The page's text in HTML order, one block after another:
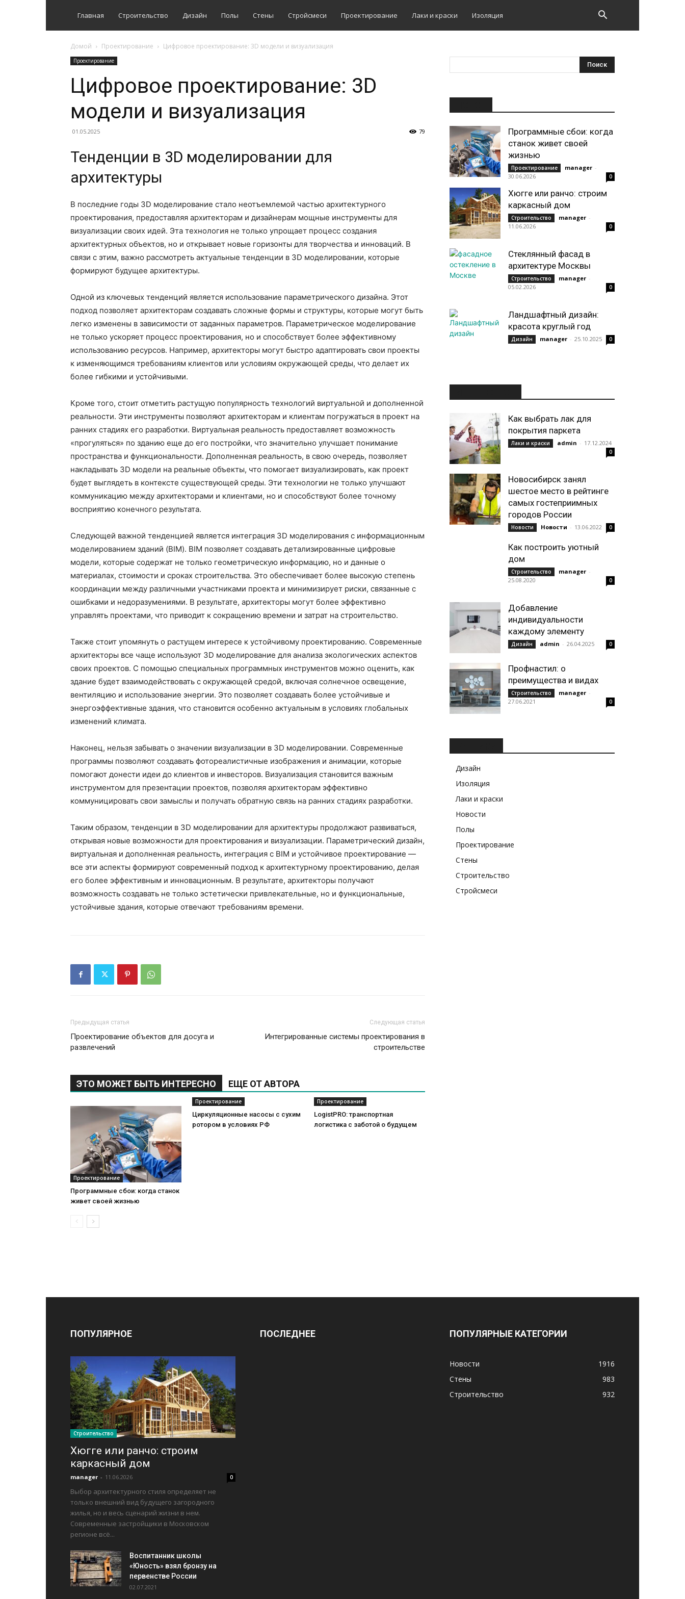
Главная Строительство Дизайн Полы Стены Стройсмеси Проектирование Лаки и краски Изоляция
Домой Проектирование Цифровое проектирование: 3D модели и визуализация
Проектирование
Цифровое проектирование: 3D
модели и визуализация
01.05.2025 79
Тенденции в 3D моделировании для
архитектуры
В последние годы 3D моделирование стало неотъемлемой частью архитектурного
проектирования, предоставляя архитекторам и дизайнерам мощные инструменты для
визуализации своих идей. Эта технология не только упрощает процесс создания
архитектурных объектов, но и открывает новые горизонты для творчества и инноваций. В
связи с этим, важно рассмотреть актуальные тенденции в 3D моделировании, которые
формируют будущее архитектуры.
Одной из ключевых тенденций является использование параметрического дизайна. Этот
подход позволяет архитекторам создавать сложные формы и структуры, которые могут быть
легко изменены в зависимости от заданных параметров. Параметрическое моделирование
не только ускоряет процесс проектирования, но и способствует более эффективному
использованию ресурсов. Например, архитекторы могут быстро адаптировать свои проекты
к изменяющимся требованиям клиентов или условиям окружающей среды, что делает их
более гибкими и устойчивыми.
Кроме того, стоит отметить растущую популярность технологий виртуальной и дополненной
реальности. Эти инструменты позволяют архитекторам и клиентам погружаться в проект на
ранних стадиях его разработки. Виртуальная реальность предоставляет возможность
«прогуляться» по зданию еще до его постройки, что значительно улучшает понимание
пространства и функциональности. Дополненная реальность, в свою очередь, позволяет
накладывать 3D модели на реальные объекты, что помогает визуализировать, как проект
будет выглядеть в контексте существующей среды. Эти технологии не только улучшают
коммуникацию между архитекторами и клиентами, но и способствуют более точному
восприятию конечного результата.
Следующей важной тенденцией является интеграция 3D моделирования с информационным
моделированием зданий (BIM). BIM позволяет создавать детализированные цифровые
модели, которые содержат не только геометрическую информацию, но и данные о
материалах, стоимости и сроках строительства. Это обеспечивает более высокую степень
координации между различными участниками проекта и минимизирует риски, связанные с
ошибками и недоразумениями. В результате, архитекторы могут более эффективно
управлять проектами, что приводит к сокращению времени и затрат на строительство.
Также стоит упомянуть о растущем интересе к устойчивому проектированию. Современные
архитекторы все чаще используют 3D моделирование для анализа экологических аспектов
своих проектов. С помощью специальных программных инструментов можно оценить, как
здание будет взаимодействовать с окружающей средой, включая солнечное освещение,
вентиляцию и использование энергии. Это позволяет создавать более устойчивые и
энергоэффективные здания, что становится особенно актуальным в условиях глобальных
изменений климата.
Наконец, нельзя забывать о значении визуализации в 3D моделировании. Современные
программы позволяют создавать фотореалистичные изображения и анимации, которые
помогают донести идеи до клиентов и инвесторов. Визуализация становится важным
инструментом для презентации проектов, позволяя архитекторам эффективно
коммуницировать свои замыслы и получать обратную связь на ранних стадиях разработки.
Таким образом, тенденции в 3D моделировании для архитектуры продолжают развиваться,
открывая новые возможности для проектирования и визуализации. Параметрический дизайн,
виртуальная и дополненная реальность, интеграция с BIM и устойчивое проектирование —
все эти аспекты формируют современный подход к архитектурному проектированию, делая
его более эффективным и инновационным. В результате, архитекторы получают
возможность создавать не только эстетически привлекательные, но и функциональные,
устойчивые здания, которые отвечают требованиям времени.
Предыдущая статья
Проектирование объектов для досуга и
развлечений
Следующая статья
Интегрированные системы проектирования в
строительстве
ЭТО МОЖЕТ БЫТЬ ИНТЕРЕСНО ЕЩЕ ОТ АВТОРА
Проектирование
Программные сбои: когда станок
живет своей жизнью
Проектирование
Циркуляционные насосы с сухим
ротором в условиях РФ
Проектирование
LogistPRO: транспортная
логистика с заботой о будущем
Программные сбои: когда
станок живет своей
жизнью
Проектирование manager -
30.06.2026
0
Хюгге или ранчо: строим
каркасный дом
Строительство manager -
11.06.2026
0
Стеклянный фасад в
архитектуре Москвы
Строительство manager -
05.02.2026
0
Ландшафтный дизайн:
красота круглый год
Дизайн manager - 25.10.2025 0
Как выбрать лак для
покрытия паркета
Лаки и краски admin - 17.12.2024
0
Новосибирск занял
шестое место в рейтинге
самых гостеприимных
городов России
Новости Новости - 13.06.2022 0
Как построить уютный
дом
Строительство manager -
25.08.2020
0
Добавление
индивидуальности
каждому элементу
Дизайн admin - 26.04.2025 0
Профнастил: о
преимущества и видах
Строительство manager -
27.06.2021
0
Дизайн
Изоляция
Лаки и краски
Новости
Полы
Проектирование
Стены
Строительство
Стройсмеси
ПОПУЛЯРНОЕ
Строительство
Хюгге или ранчо: строим
каркасный дом
manager - 11.06.2026 0
Выбор архитектурного стиля определяет не
только внешний вид будущего загородного
жилья, но и весь сценарий жизни в нем.
Современные застройщики в Московском
регионе всё...
Воспитанник школы
«Юность» взял бронзу на
первенстве России
02.07.2021
ПОСЛЕДНЕЕ ПОПУЛЯРНЫЕ КАТЕГОРИИ
Новости
1916
Стены
983
Строительство
932